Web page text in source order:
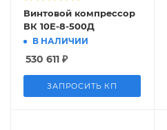
Винтовой компрессор
ВК 10Е-8-500Д
В НАЛИЧИИ
530 611 ₽
ЗАПРОСИТЬ КП